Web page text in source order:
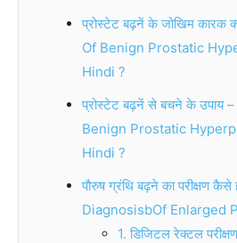
प्रोस्टेट बढ़नें के जोखिम कारक
Of Benign Prostatic
Hindi ?
प्रोस्टेट बढ़नें से बचने के उपाय
Benign Prostatic
Hindi ?
पौरुष ग्रंथि बढ़ने का परीक्षण कैसे
DiagnosisbOf Enlarged
1. डिजिटल रेक्टल परीक्षण